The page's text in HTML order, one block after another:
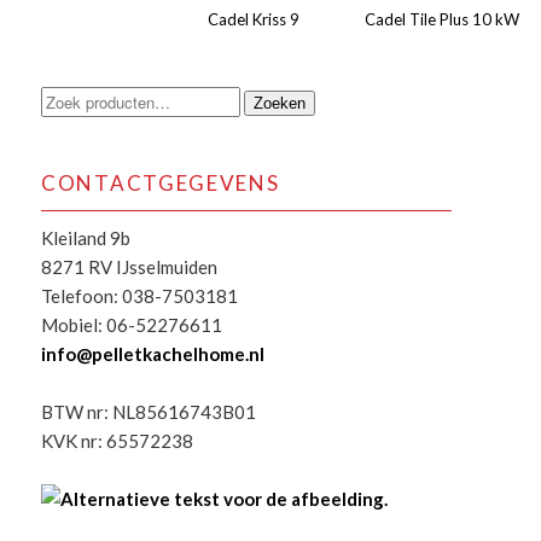
Cadel Kriss 9 Cadel Tile Plus 10 kW
Zoeken
Zoeken
CONTACTGEGEVENS
Kleiland 9b
8271 RV IJsselmuiden
Telefoon: 038-7503181
Mobiel: 06-52276611
info@pelletkachelhome.nl
BTW nr: NL85616743B01
KVK nr: 65572238